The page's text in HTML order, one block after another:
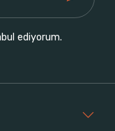
ediyorum.